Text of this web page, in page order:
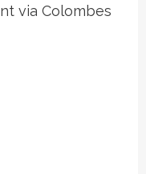
via Colombes